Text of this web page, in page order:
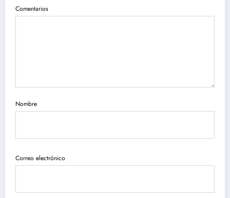
Comentarios
Nombre
Correo electrónico